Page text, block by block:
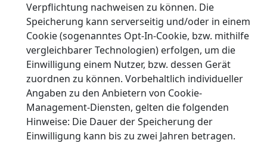
Verpflichtung nachweisen zu können. Die
Speicherung kann serverseitig und/oder in einem
Cookie (sogenanntes Opt-In-Cookie, bzw. mithilfe
vergleichbarer Technologien) erfolgen, um die
Einwilligung einem Nutzer, bzw. dessen Gerät
zuordnen zu können. Vorbehaltlich individueller
Angaben zu den Anbietern von Cookie-
Management-Diensten, gelten die folgenden
Hinweise: Die Dauer der Speicherung der
Einwilligung kann bis zu zwei Jahren betragen.